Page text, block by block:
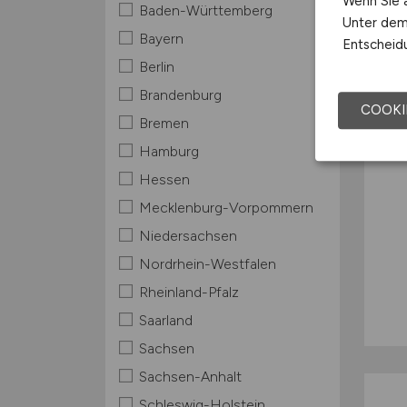
Baden-Württemberg
Bayern
Berlin
Brandenburg
Bremen
Hamburg
Hessen
Mecklenburg-Vorpommern
Niedersachsen
Nordrhein-Westfalen
Rheinland-Pfalz
Saarland
Sachsen
Sachsen-Anhalt
Unter